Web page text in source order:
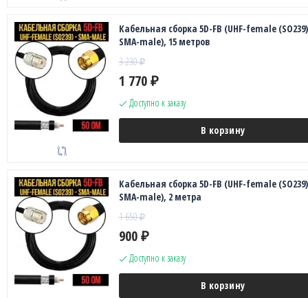
Кабельная сборка 5D-FB (UHF-female
SMA-male), 15 метров
3 230₽
1 770 ₽
Доступно к заказу
В корзину
Кабельная сборка 5D-FB (UHF-female
SMA-male), 2 метра
1 650₽
900 ₽
Доступно к заказу
В корзину